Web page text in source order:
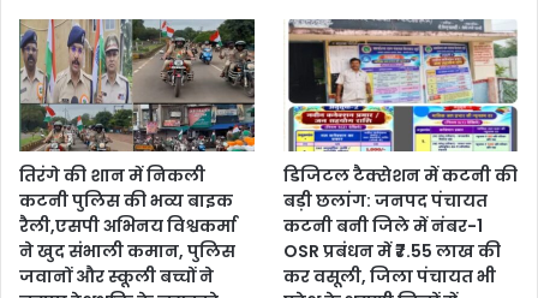
तिरंगे की शान में निकली
कटनी पुलिस की भव्य बाइक
रैली,एसपी अभिनय विश्वकर्मा
ने खुद संभाली कमान, पुलिस
जवानों और स्कूली बच्चों ने
डिजिटल टैक्सेशन में कटनी की
बड़ी छलांग: जनपद पंचायत
कटनी बनी जिले में नंबर-1
OSR प्रबंधन में ₹7.55 लाख की
कर वसूली, जिला पंचायत भी